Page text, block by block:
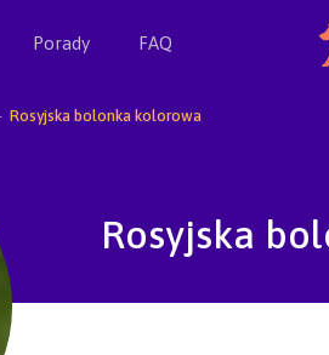
Porady FAQ
Rosyjska bolonka kolorowa
Rosyjska